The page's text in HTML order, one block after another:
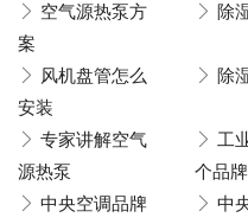
空气源热泵方
案
除
风机盘管怎么
安装
除
专家讲解空气
源热泵
工
个品
中央空调品牌
中